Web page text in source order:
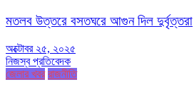
মতলব উত্তরে বসতঘরে আগুন দিল দুর্বৃত্তরা
অক্টোবর ২৫, ২০২৫
নিজস্ব প্রতিবেদক
জেলার খবর রাজনীতি